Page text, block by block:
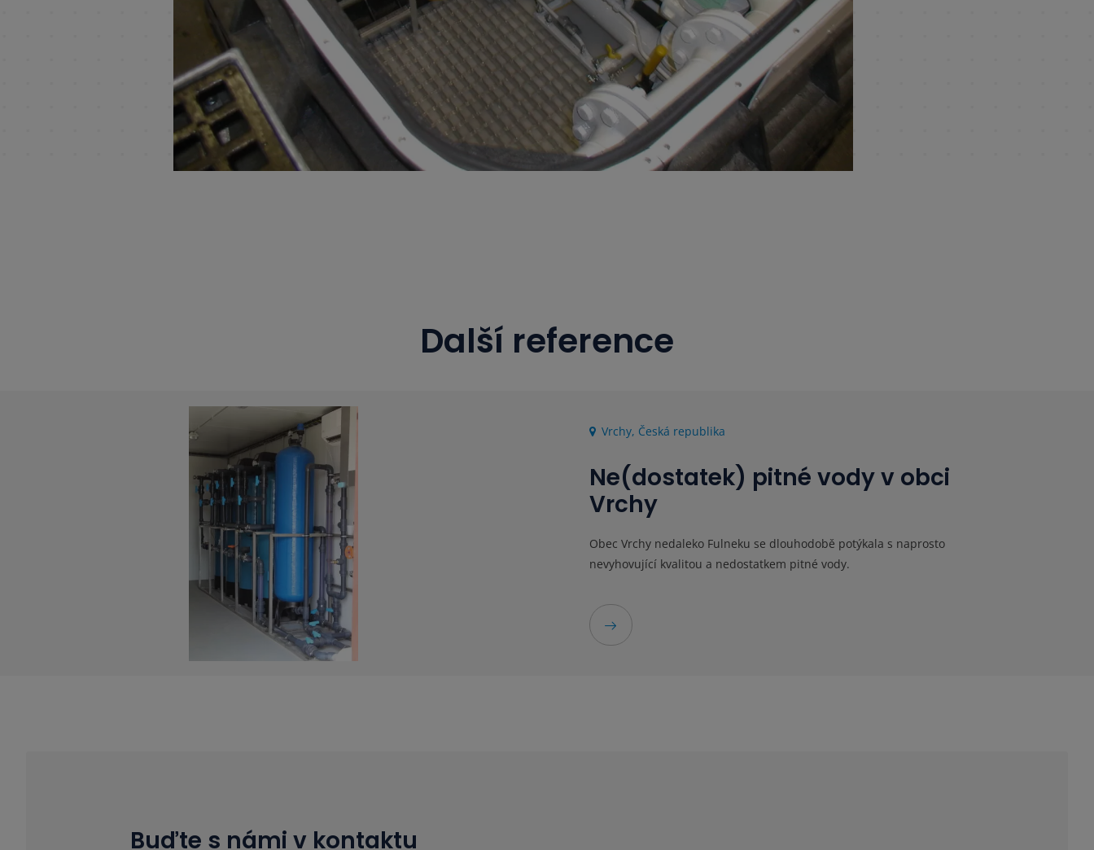
Další reference
Vrchy, Česká republika
Ne(dostatek) pitné vody v obci
Vrchy
Obec Vrchy nedaleko Fulneku se dlouhodobě potýkala s naprosto
nevyhovující kvalitou a nedostatkem pitné vody.
Buďte s námi v kontaktu